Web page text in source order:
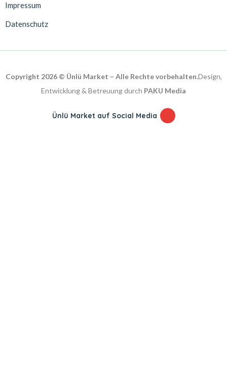
Impressum
Datenschutz
Copyright 2026 © Ünlü Market – Alle Rechte vorbehalten.Design,
Entwicklung & Betreuung durch PAKU Media
Ünlü Market auf Social Media